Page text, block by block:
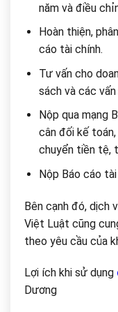
năm và điều
Hoàn thiện,
cáo tài chính.
Tư vấn cho
sách và các
Nộp qua mạng
cân đối kế
chuyển tiền tệ,
Nộp Báo cáo
Bên cạnh đó, dịch
Việt Luật cũng
theo yêu cầu của
Lợi ích khi sử dụng
Dương